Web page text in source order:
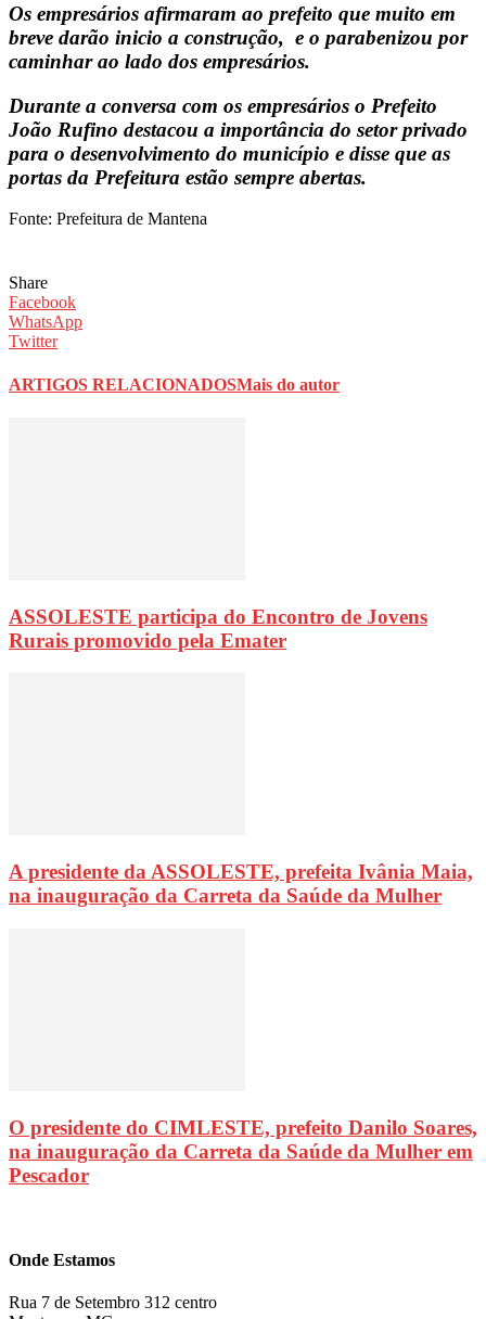
Os empresários afirmaram ao prefeito que muito em
breve darão inicio a construção, e o parabenizou por
caminhar ao lado dos empresários.
Durante a conversa com os empresários o Prefeito
João Rufino destacou a importância do setor privado
para o desenvolvimento do município e disse que as
portas da Prefeitura estão sempre abertas.
Fonte: Prefeitura de Mantena
Share
Facebook
WhatsApp
Twitter
ARTIGOS RELACIONADOSMais do autor
ASSOLESTE participa do Encontro de Jovens
Rurais promovido pela Emater
A presidente da ASSOLESTE, prefeita Ivânia Maia,
na inauguração da Carreta da Saúde da Mulher
O presidente do CIMLESTE, prefeito Danilo Soares,
na inauguração da Carreta da Saúde da Mulher em
Pescador
Onde Estamos
Rua 7 de Setembro 312 centro